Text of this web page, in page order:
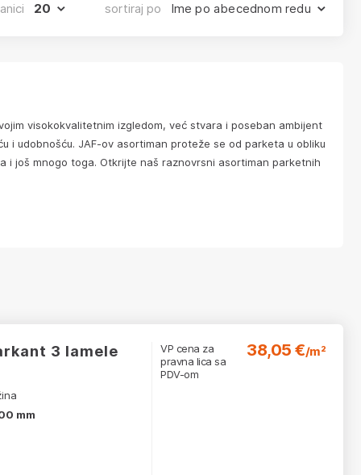
20 sortiraj po Ime po abecednom redu
visokokvalitetnim izgledom, već stvara i poseban ambijent
i udobnošću. JAF-ov asortiman proteže se od parketa u obliku
i još mnogo toga. Otkrijte naš raznovrsni asortiman parketnih
3 lamele
mm
VP cena za
pravna lica sa
PDV-om
38,05 €/m²